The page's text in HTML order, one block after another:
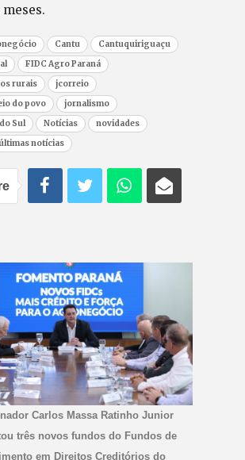
Cantu
Cantuquiriguaçu
FIDC Agro Paraná
rurais
jcorreio
do povo
jornalismo
Sul
Notícias
novidades
notícias
Carlos Massa Ratinho Junior
três novos fundos do Fundos de
em Direitos Creditórios do